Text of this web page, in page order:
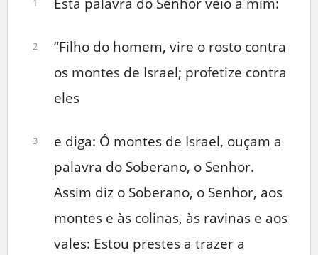
1
2
“Filho do homem, vire o rosto contra
os montes de Israel; profetize contra
eles
3
e diga: Ó montes de Israel, ouçam a
palavra do Soberano, o Senhor.
Assim diz o Soberano, o Senhor, aos
montes e às colinas, às ravinas e aos
vales: Estou prestes a trazer a